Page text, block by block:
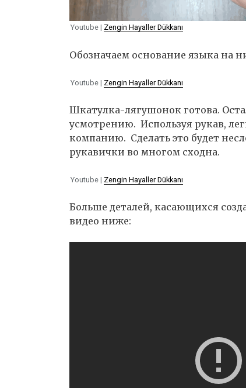
Youtube | Zengin Hayaller Dükkanı
Обозначаем основание языка на
Youtube | Zengin Hayaller Dükkanı
Шкатулка-лягушонок готова.
усмотрению. Используя рукав,
компанию. Сделать это будет
рукавички во многом сходна.
Youtube | Zengin Hayaller Dükkanı
Больше деталей, касающихся
видео ниже: